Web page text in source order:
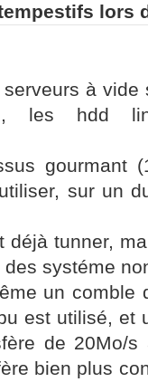
lors
à
les hdd
gourmant
sur un
déjà tunner,
systéme
un comble
est utilisé, et
de 20Mo/
bien plus